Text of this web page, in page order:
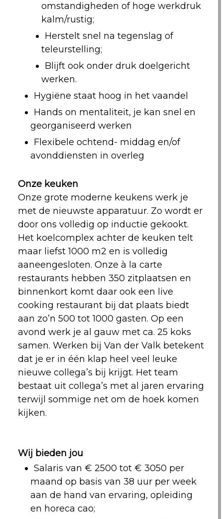
omstandigheden of hoge werkdruk
kalm/rustig;
Herstelt snel na tegenslag of
teleurstelling;
Blijft ook onder druk doelgericht
werken.
Hygiëne staat hoog in het vaandel
Hands on mentaliteit, je kan snel en
georganiseerd werken
Flexibele ochtend- middag en/of
avonddiensten in overleg
Onze keuken
Onze grote moderne keukens werk je
met de nieuwste apparatuur. Zo wordt er
door ons volledig op inductie gekookt.
Het koelcomplex achter de keuken telt
maar liefst 1000 m2 en is volledig
aaneengesloten. Onze à la carte
restaurants hebben 350 zitplaatsen en
binnenkort komt daar ook een live
cooking restaurant bij dat plaats biedt
aan zo’n 500 tot 1000 gasten. Op een
avond werk je al gauw met ca. 25 koks
samen. Werken bij Van der Valk betekent
dat je er in één klap heel veel leuke
nieuwe collega’s bij krijgt. Het team
bestaat uit collega’s met al jaren ervaring
terwijl sommige net om de hoek komen
kijken.
Wij bieden jou
Salaris van € 2500 tot € 3050 per
maand op basis van 38 uur per week
aan de hand van ervaring, opleiding
en horeca cao;